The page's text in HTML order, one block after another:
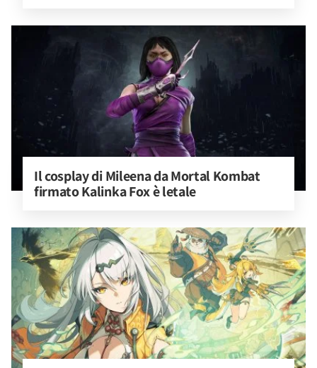
Il cosplay di Mileena da Mortal Kombat
firmato Kalinka Fox è letale